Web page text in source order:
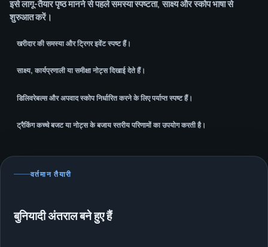
इसे लागू-तैयार पृष्ठ मानने से पहले समस्या स्पष्टता, साक्ष्य और स्कोप भाषा से
शुरुआत करें।
खरीदार की समस्या और ट्रिगर इवेंट स्पष्ट हैं।
साक्ष्य, कार्यप्रणाली या समीक्षा नोट्स दिखाई देते हैं।
डिलिवरेबल्स और अपवाद स्कोप निर्धारित करने के लिए पर्याप्त स्पष्ट हैं।
ट्रैकिंग कच्चे बजट या नोट्स के बजाय स्तरीय परिणामों का उपयोग करती है।
वर्तमान तैयारी
बुनियादी अंतराल बने हुए हैं